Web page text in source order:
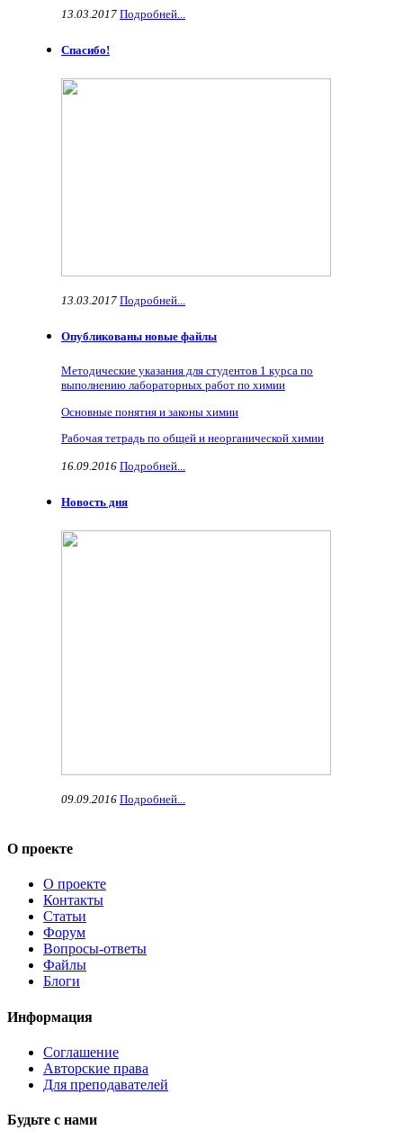
13.03.2017 Подробней...
Спасибо!
13.03.2017 Подробней...
Опубликованы новые файлы
Методические указания для студентов 1 курса по
выполнению лабораторных работ по химии
Основные понятия и законы химии
Рабочая тетрадь по общей и неорганической химии
16.09.2016 Подробней...
Новость дня
09.09.2016 Подробней...
О проекте
О проекте
Контакты
Статьи
Форум
Вопросы-ответы
Файлы
Блоги
Информация
Соглашение
Авторские права
Для преподавателей
Будьте с нами